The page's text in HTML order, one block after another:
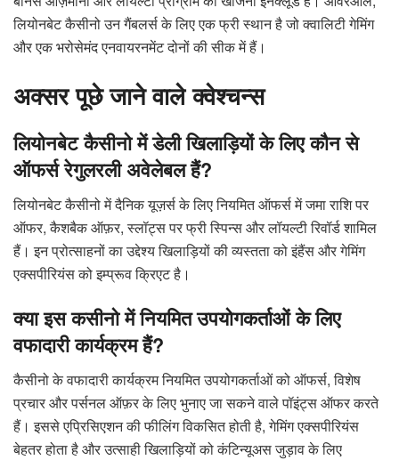
लियोनबेट कैसीनो उन गैंबलर्स के लिए एक फ्री स्थान है जो क्वालिटी गेमिंग
और एक भरोसेमंद एनवायरनमेंट दोनों की सीक में हैं।
अक्सर पूछे जाने वाले क्वेश्चन्स
लियोनबेट कैसीनो में डेली खिलाड़ियों के लिए कौन से
ऑफर्स रेगुलरली अवेलेबल हैं?
लियोनबेट कैसीनो में दैनिक यूज़र्स के लिए नियमित ऑफर्स में जमा राशि पर
ऑफर, कैशबैक ऑफ़र, स्लॉट्स पर फ्री स्पिन्स और लॉयल्टी रिवॉर्ड शामिल
हैं। इन प्रोत्साहनों का उद्देश्य खिलाड़ियों की व्यस्तता को इंहैंस और गेमिंग
एक्सपीरियंस को इम्प्रूव क्रिएट है।
क्या इस कसीनो में नियमित उपयोगकर्ताओं के लिए
वफादारी कार्यक्रम हैं?
कैसीनो के वफादारी कार्यक्रम नियमित उपयोगकर्ताओं को ऑफर्स, विशेष
प्रचार और पर्सनल ऑफ़र के लिए भुनाए जा सकने वाले पॉइंट्स ऑफर करते
हैं। इससे एप्रिसिएशन की फीलिंग विकसित होती है, गेमिंग एक्सपीरियंस
बेहतर होता है और उत्साही खिलाड़ियों को कंटिन्यूअस जुड़ाव के लिए